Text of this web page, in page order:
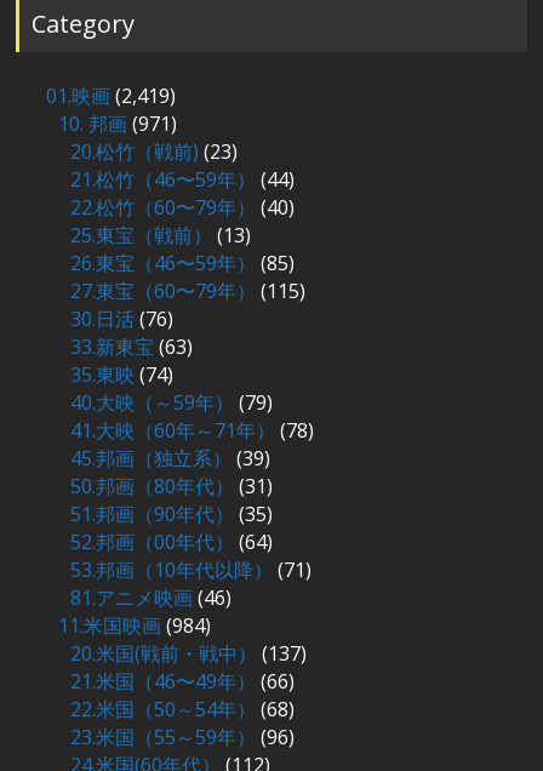
Category
01.映画(2,419)
10. 邦画(971)
20.松竹（戦前) (23)
21.松竹（46〜59年）
(44)
22.松竹（60〜79年）
(40)
25.東宝（戦前）
(13)
26.東宝（46〜59年）
(85)
27.東宝（60〜79年）
(115)
30.日活(76)
33.新東宝(63)
35.東映 (74)
40.大映（～59年）
(79)
41.大映（60年～71年）
(78)
45.邦画（独立系）
(39)
50.邦画（80年代）
(31)
51.邦画（90年代）
(35)
52.邦画（00年代）
(64)
53.邦画（10年代以降）
(71)
81.アニメ映画(46)
11.米国映画(984)
20.米国(戦前・戦中）
(137)
21.米国（46〜49年）
(66)
22.米国（50～54年）
(68)
23.米国（55～59年）
(96)
24.米国(60年代）
(112)